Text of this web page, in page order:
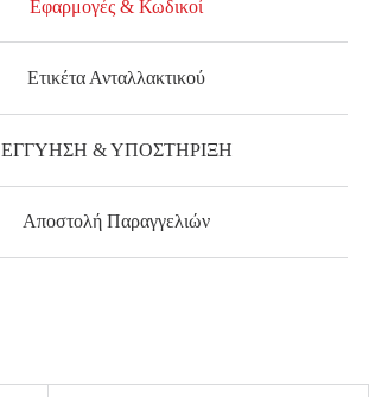
Εφαρμογές & Κωδικοί
Ετικέτα Ανταλλακτικού
ΕΓΓΥΗΣΗ & ΥΠΟΣΤΗΡΙΞΗ
Αποστολή Παραγγελιών